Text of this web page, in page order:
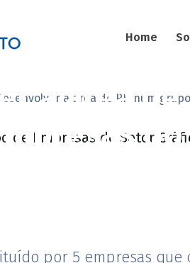
Home
a área de RH num
a área de
do
por 5 empresas